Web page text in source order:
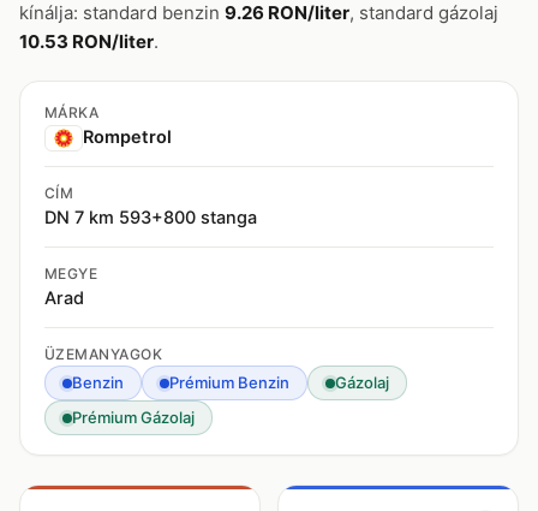
kínálja: standard benzin 9.26 RON/liter, standard gázolaj
10.53 RON/liter.
MÁRKA
Rompetrol
CÍM
DN 7 km 593+800 stanga
MEGYE
Arad
ÜZEMANYAGOK
Benzin Prémium Benzin
Gázolaj
Prémium Gázolaj